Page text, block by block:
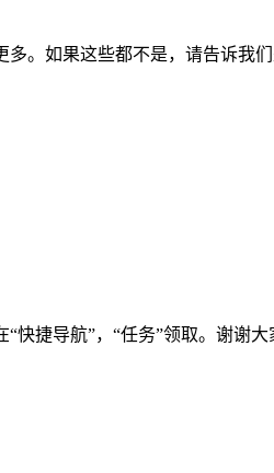
。如果这些都不是，请告诉我
捷导航”，“任务”领取。谢谢